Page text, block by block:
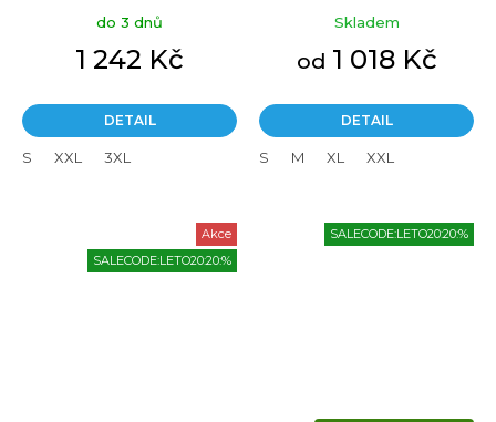
do 3 dnů
1 242 Kč
DETAIL
S XXL 3XL
Skladem
od 1 018 Kč
DETAIL
S M XL XXL
Akce
SALECODE:LETO20:20:%
SALECODE:LETO20:20:%